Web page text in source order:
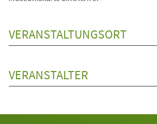
VERANSTALTUNGSORT
VERANSTALTER